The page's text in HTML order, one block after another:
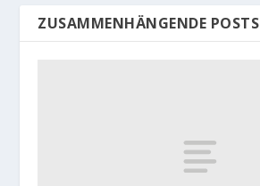
ZUSAMMENHÄNGENDE POSTS